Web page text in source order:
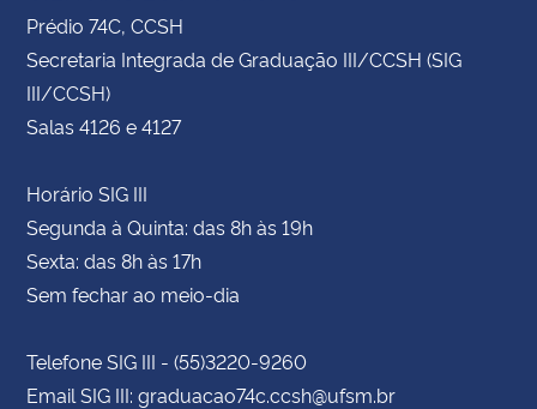
Prédio 74C, CCSH
Secretaria Integrada de Graduação III/CCSH (SIG
III/CCSH)
Salas 4126 e 4127
Horário SIG III
Segunda à Quinta: das 8h às 19h
Sexta: das 8h às 17h
Sem fechar ao meio-dia
Telefone SIG III - (55)3220-9260
Email SIG III: graduacao74c.ccsh@ufsm.br